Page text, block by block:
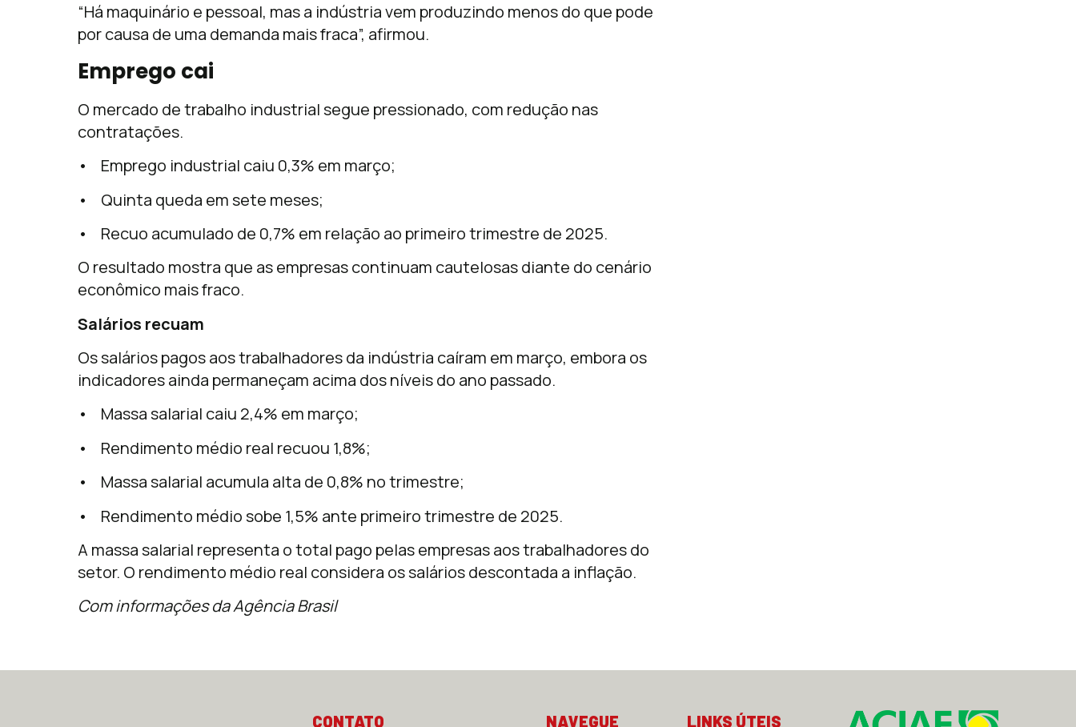
“Há maquinário e pessoal, mas a indústria vem produzindo menos do que pode
por causa de uma demanda mais fraca”, afirmou.
Emprego cai
O mercado de trabalho industrial segue pressionado, com redução nas
contratações.
• Emprego industrial caiu 0,3% em março;
• Quinta queda em sete meses;
• Recuo acumulado de 0,7% em relação ao primeiro trimestre de 2025.
O resultado mostra que as empresas continuam cautelosas diante do cenário
econômico mais fraco.
Salários recuam
Os salários pagos aos trabalhadores da indústria caíram em março, embora os
indicadores ainda permaneçam acima dos níveis do ano passado.
• Massa salarial caiu 2,4% em março;
• Rendimento médio real recuou 1,8%;
• Massa salarial acumula alta de 0,8% no trimestre;
• Rendimento médio sobe 1,5% ante primeiro trimestre de 2025.
A massa salarial representa o total pago pelas empresas aos trabalhadores do
setor. O rendimento médio real considera os salários descontada a inflação.
Com informações da Agência Brasil
CONTATO NAVEGUE LINKS ÚTEIS